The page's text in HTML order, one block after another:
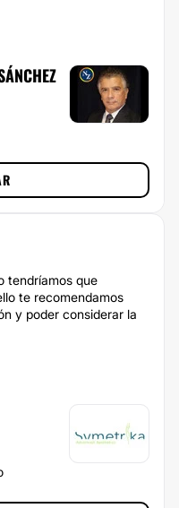
tendríamos que
te recomendamos
y poder considerar la